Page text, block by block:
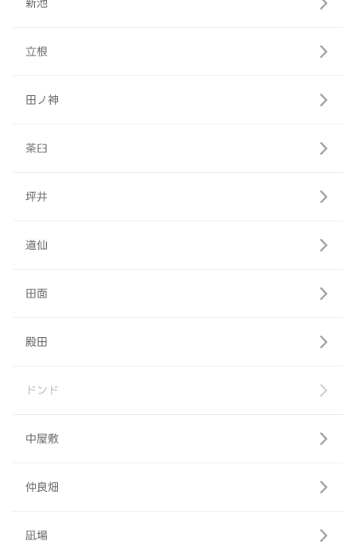
立根
田ノ神
茶臼
坪井
道仙
田面
殿田
ドンド
中屋敷
仲良畑
凪場